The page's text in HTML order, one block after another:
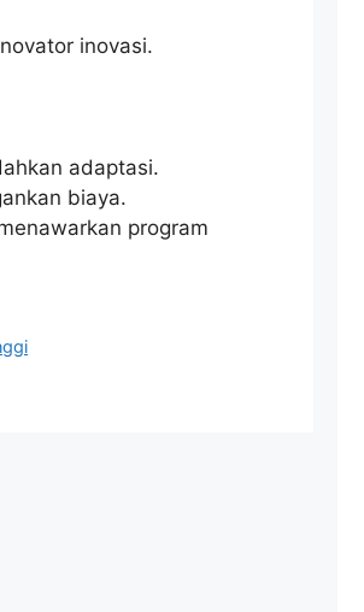
inovasi.
adaptasi.
biaya.
program